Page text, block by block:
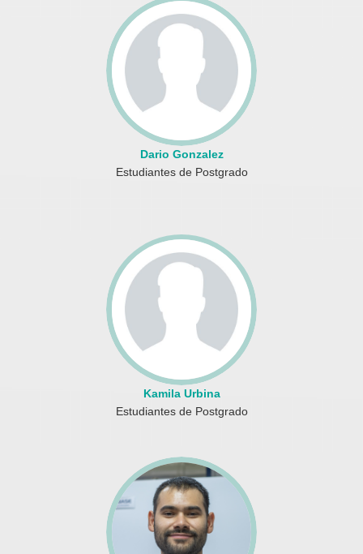
Dario Gonzalez
Estudiantes de Postgrado
Kamila Urbina
Estudiantes de Postgrado